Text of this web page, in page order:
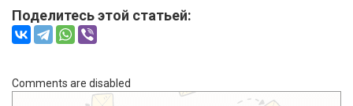
Поделитесь этой статьей:
Comments are disabled